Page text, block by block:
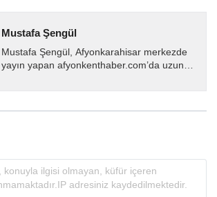
Mustafa Şengül
Mustafa Şengül, Afyonkarahisar merkezde
yayın yapan afyonkenthaber.com’da uzun
almakta, haber akışı...